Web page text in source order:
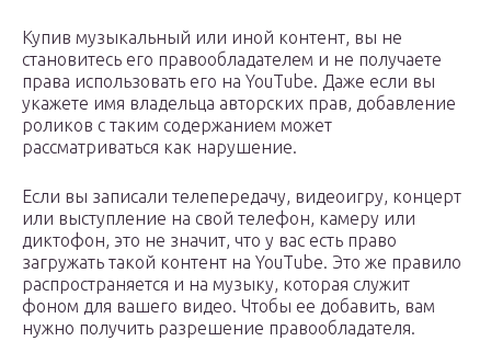
Купив музыкальный или иной контент, вы не
становитесь его правообладателем и не получаете
права использовать его на YouTube. Даже если вы
укажете имя владельца авторских прав, добавление
роликов с таким содержанием может
рассматриваться как нарушение.
Если вы записали телепередачу, видеоигру, концерт
или выступление на свой телефон, камеру или
диктофон, это не значит, что у вас есть право
загружать такой контент на YouTube. Это же правило
распространяется и на музыку, которая служит
фоном для вашего видео. Чтобы ее добавить, вам
нужно получить разрешение правообладателя.